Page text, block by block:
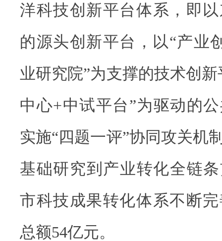
洋科技创新平台体系，即
的源头创新平台，以“产业
业研究院”为支撑的技术创
中心+中试平台”为驱动的
实施“四题一评”协同攻关机
基础研究到产业转化全链
市科技成果转化体系不断
总额54亿元。